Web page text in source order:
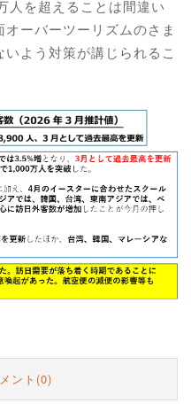
人を超えることは間違い
ーバーツーリズムのさま
よう対策が講じられるこ
ント(0)